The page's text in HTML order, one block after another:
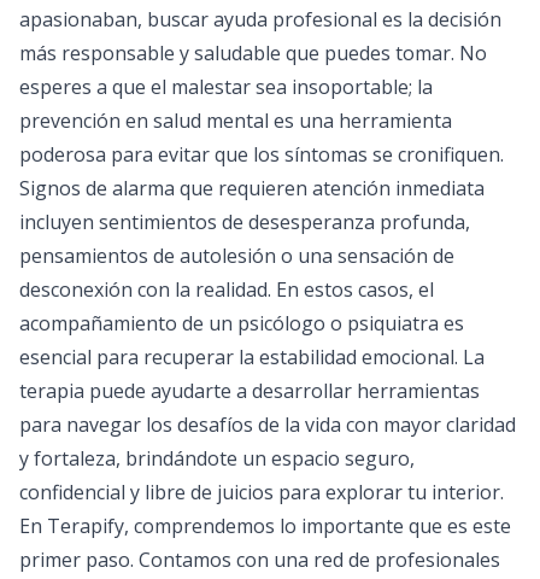
apasionaban, buscar ayuda profesional es la decisión
más responsable y saludable que puedes tomar. No
esperes a que el malestar sea insoportable; la
prevención en salud mental es una herramienta
poderosa para evitar que los síntomas se cronifiquen.
Signos de alarma que requieren atención inmediata
incluyen sentimientos de desesperanza profunda,
pensamientos de autolesión o una sensación de
desconexión con la realidad. En estos casos, el
acompañamiento de un psicólogo o psiquiatra es
esencial para recuperar la estabilidad emocional. La
terapia puede ayudarte a desarrollar herramientas
para navegar los desafíos de la vida con mayor claridad
y fortaleza, brindándote un espacio seguro,
confidencial y libre de juicios para explorar tu interior.
En Terapify, comprendemos lo importante que es este
primer paso. Contamos con una red de profesionales